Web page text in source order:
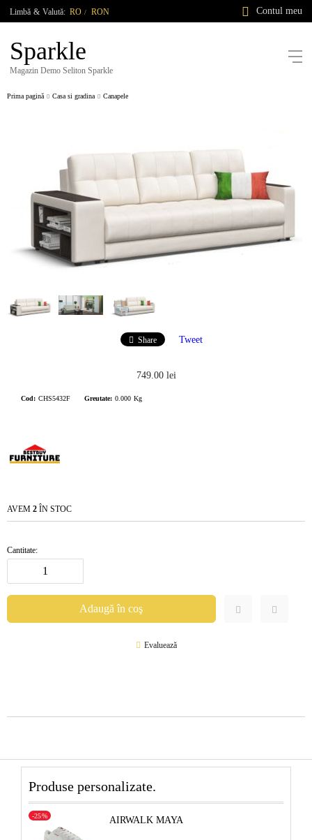
Limbă & Valută: RO / RON Contul meu
Sparkle
Magazin Demo Seliton Sparkle
Prima pagină Casa si gradina Canapele
Share Tweet
749.00 lei
Cod: CHS5432F Greutate: 0.000 Kg
AVEM 2 ÎN STOC
Cantitate:
Evaluează
Produse personalizate.
AIRWALK MAYA
-25%